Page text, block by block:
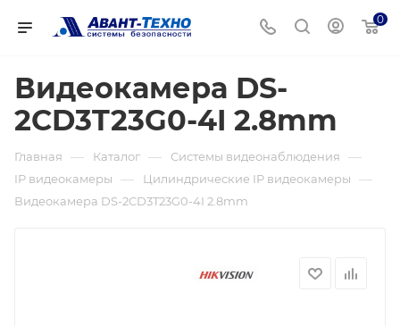
0
Видеокамера DS-
2CD3T23G0-4I 2.8mm
Главная — Каталог — Системы видеонаблюдения —
IP видеокамеры — Цилиндрические IP видеокамеры —
Видеокамера DS-2CD3T23G0-4I 2.8mm